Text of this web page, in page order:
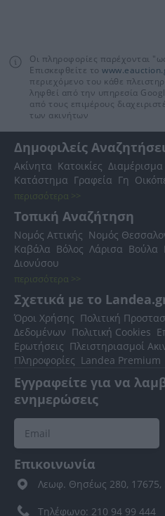
Οι πληροφορίες παρέχονται
Επισκεφθείτε το
περιεχόμενο του κάθε
ληφθεί από την υπηρεσία
από τους επιμέρους
των ακινήτων
Δημοφιλείς
Ακίνητα Κατοικίες Διαμέρισμα
Κατάστημα Γραφεία Γη
περισσότερα >>
Τοπική Αναζήτηση
Νομός Αττικής Νομός
Καβάλα Βόλος Λάρισα Βούλα
Διονύσου
περισσότερα >>
Σχετικά με το
Όροι Χρήσης Πολιτική
Δεδομένων Πολιτική Cookies
Ερωτήσεις Πλειστηριασμοί
Πληροφορίες Landea Premium
Εγγραφείτε για να
ενημερώσεις
Επικοινωνία
Λεωφ. Θησέως 280, 17675,
Τηλέφωνο: 210 94 99 444